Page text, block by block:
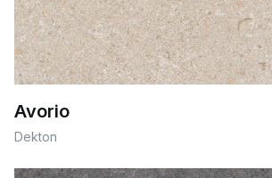
Avorio
Dekton